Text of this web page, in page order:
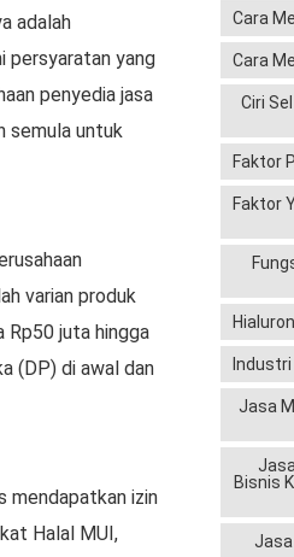
adalah
persyaratan yang
penyedia jasa
semula untuk
varian produk
Rp50 juta hingga
(DP) di awal dan
mendapatkan izin
Halal MUI,
Cara
Cara
Ciri
Faktor
Faktor
Jasa
Bisnis